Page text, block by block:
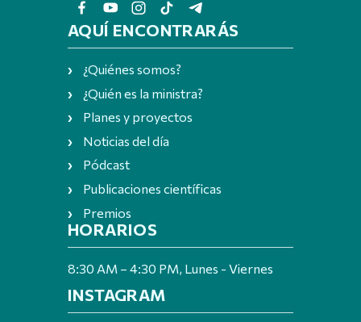
AQUÍ ENCONTRARÁS
¿Quiénes somos?
¿Quién es la ministra?
Planes y proyectos
Noticias del día
Pódcast
Publicaciones científicas
Premios
HORARIOS
8:30 AM – 4:30 PM, Lunes - Viernes
INSTAGRAM